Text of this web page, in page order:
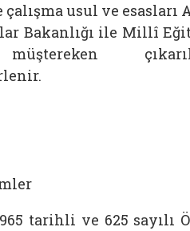
usul ve esasları
Bakanlığı ile Millî
tarihli ve 625 sayılı